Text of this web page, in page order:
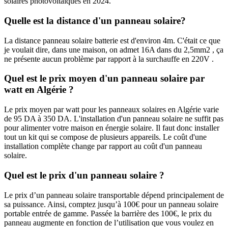
Quelle est la distance d'un panneau solaire?
La distance panneau solaire batterie est d'environ 4m. C'était ce que
je voulait dire, dans une maison, on admet 16A dans du 2,5mm2 , ça
ne présente aucun problème par rapport à la surchauffe en 220V .
Quel est le prix moyen d'un panneau solaire par
watt en Algérie ?
Le prix moyen par watt pour les panneaux solaires en Algérie varie
de 95 DA à 350 DA. L'installation d'un panneau solaire ne suffit pas
pour alimenter votre maison en énergie solaire. Il faut donc installer
tout un kit qui se compose de plusieurs appareils. Le coût d'une
installation complète change par rapport au coût d'un panneau
solaire.
Quel est le prix d'un panneau solaire ?
Le prix d’un panneau solaire transportable dépend principalement de
sa puissance. Ainsi, comptez jusqu’à 100€ pour un panneau solaire
portable entrée de gamme. Passée la barrière des 100€, le prix du
panneau augmente en fonction de l’utilisation que vous voulez en